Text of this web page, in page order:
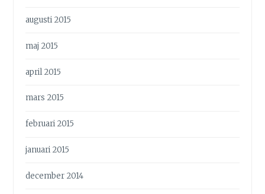
augusti 2015
maj 2015
april 2015
mars 2015
februari 2015
januari 2015
december 2014